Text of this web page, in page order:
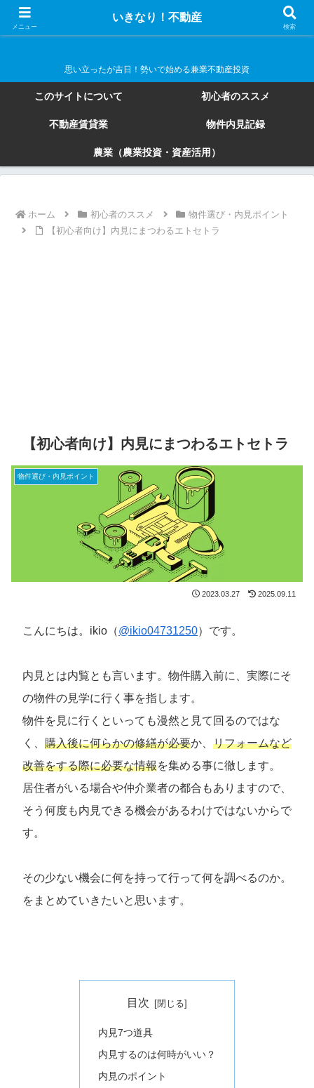
いきなり！不動産
思い立ったが吉日！勢いで始める兼業不動産投資
このサイトについて 初心者のススメ
不動産賃貸業 物件内見記録
農業（農業投資・資産活用）
ホーム 初心者のススメ
物件選び・内見ポイント
【初心者向け】内見にまつわるエトセトラ
【初心者向け】内見にまつわるエトセトラ
物件選び・内見ポイント
2023.03.27 2025.09.11
こんにちは。ikio（@ikio04731250）です。
内見とは内覧とも言います。物件購入前に、実際にそ
の物件の見学に行く事を指します。
物件を見に行くといっても漫然と見て回るのではな
く、 購入後に何らかの修繕が必要か、 リフォームなど
改善をする際に必要な情報を集める事に徹します。
居住者がいる場合や仲介業者の都合もありますので、
そう何度も内見できる機会があるわけではないからで
す。
その少ない機会に何を持って行って何を調べるのか。
をまとめていきたいと思います。
目次
内見7つ道具
内見するのは何時がいい？
内見のポイント
メニュー
いきなり！不動産
検索